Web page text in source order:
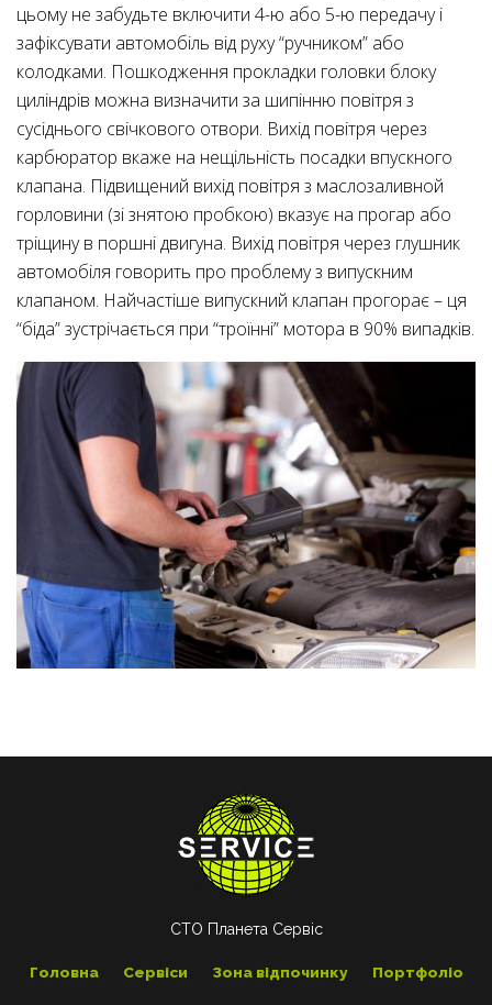
цьому не забудьте включити 4-ю або 5-ю передачу і
зафіксувати автомобіль від руху “ручником” або
колодками. Пошкодження прокладки головки блоку
циліндрів можна визначити за шипінню повітря з
сусіднього свічкового отвори. Вихід повітря через
карбюратор вкаже на нещільність посадки впускного
клапана. Підвищений вихід повітря з маслозаливной
горловини (зі знятою пробкою) вказує на прогар або
тріщину в поршні двигуна. Вихід повітря через глушник
автомобіля говорить про проблему з випускним
клапаном. Найчастіше випускний клапан прогорає – ця
“біда” зустрічається при “троїнні” мотора в 90% випадків.
СТО Планета Сервіс
Головна Сервіси Зона відпочинку Портфоліо